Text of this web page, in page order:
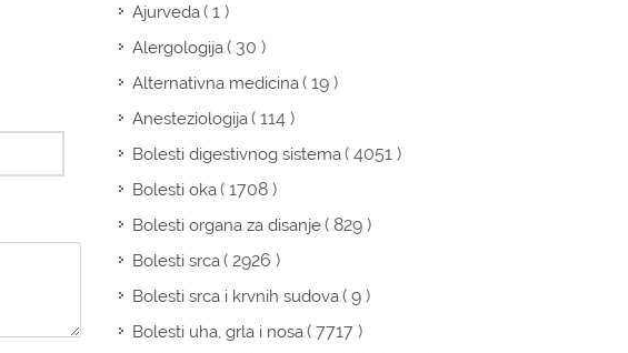
Ajurveda( 1 )
Alergologija( 30 )
Alternativna medicina( 19 )
Anesteziologija( 114 )
Bolesti digestivnog sistema( 4051 )
Bolesti oka( 1708 )
Bolesti organa za disanje( 829 )
Bolesti srca( 2926 )
Bolesti srca i krvnih sudova( 9 )
Bolesti uha, grla i nosa( 7717 )